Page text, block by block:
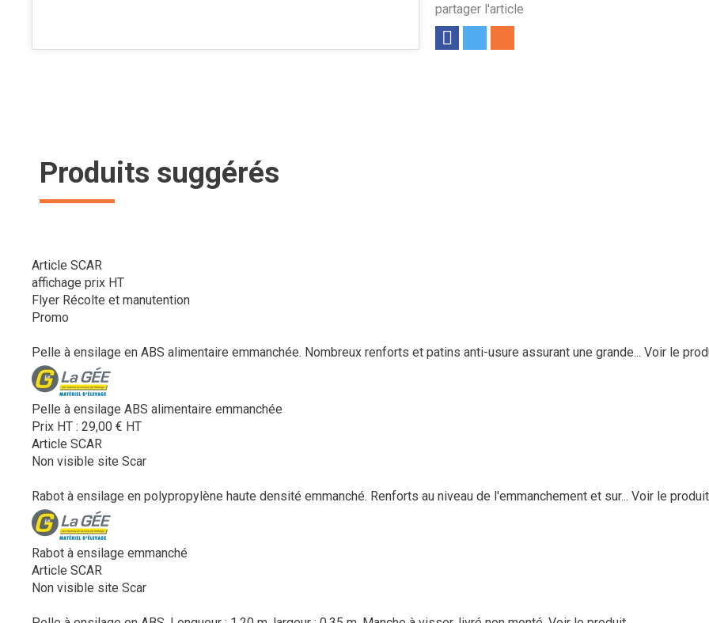
partager l'article
Produits suggérés
Article SCAR
affichage prix HT
Flyer Récolte et manutention
Promo
Pelle à ensilage en ABS alimentaire emmanchée. Nombreux renforts et patins anti-usure assurant une grande... Voir le
Pelle à ensilage ABS alimentaire emmanchée
Prix HT : 29,00 € HT
Article SCAR
Non visible site Scar
Rabot à ensilage en polypropylène haute densité emmanché. Renforts au niveau de l'emmanchement et sur... Voir le produit
Rabot à ensilage emmanché
Article SCAR
Non visible site Scar